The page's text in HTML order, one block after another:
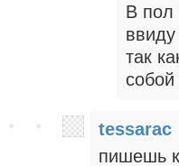
В пол
так
tessarac
пишешь